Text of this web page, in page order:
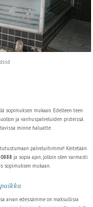
sopimuksen mukaan. Edelleen teen
ja vanhuspalveluiden pisteissä.
minne haluatte.
palveluihimme! Keitetään
ja sopia ajan, jolloin olen varmasti
sopimuksen mukaan.
aivan edessämme on maksullisia